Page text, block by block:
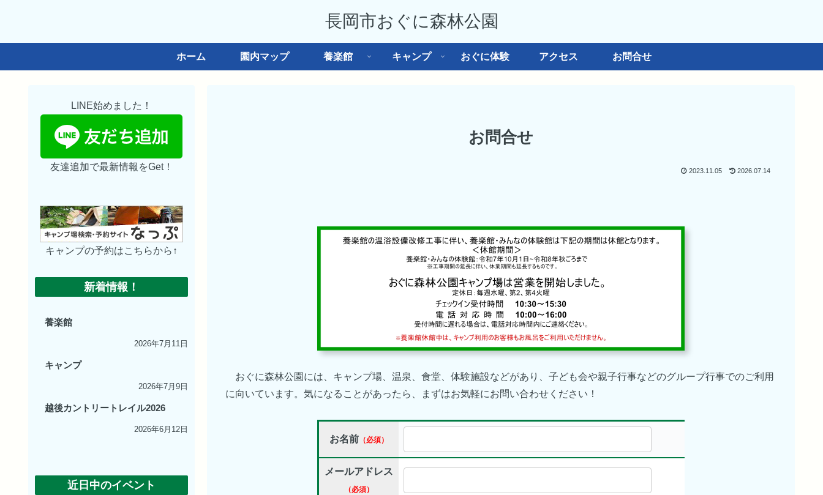
長岡市おぐに森林公園
ホーム 園内マップ 養楽館 キャンプ おぐに体験 アクセス お問合せ
お問合せ
2023.11.05 2026.07.14
おぐに森林公園には、キャンプ場、温泉、食堂、体験施設などがあり、子ども会や親子行事などのグループ行事でのご利用
に向いています。気になることがあったら、まずはお気軽にお問い合わせください！
お名前 （必須）
メールアドレス
（必須）
LINE始めました！
友達追加で最新情報をGet！
キャンプの予約はこちらから↑
新着情報！
養楽館
2026年7月11日
キャンプ
2026年7月9日
越後カントリートレイル2026
2026年6月12日
近日中のイベント